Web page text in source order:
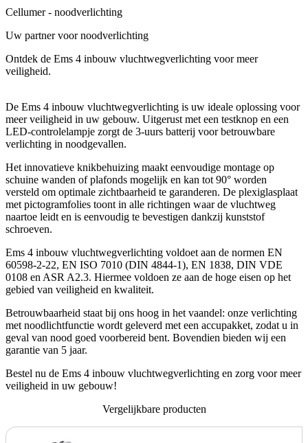
Cellumer - noodverlichting
Uw partner voor noodverlichting
Ontdek de Ems 4 inbouw vluchtwegverlichting voor meer
veiligheid.
De Ems 4 inbouw vluchtwegverlichting is uw ideale oplossing voor
meer veiligheid in uw gebouw. Uitgerust met een testknop en een
LED-controlelampje zorgt de 3-uurs batterij voor betrouwbare
verlichting in noodgevallen.
Het innovatieve knikbehuizing maakt eenvoudige montage op
schuine wanden of plafonds mogelijk en kan tot 90° worden
versteld om optimale zichtbaarheid te garanderen. De plexiglasplaat
met pictogramfolies toont in alle richtingen waar de vluchtweg
naartoe leidt en is eenvoudig te bevestigen dankzij kunststof
schroeven.
Ems 4 inbouw vluchtwegverlichting voldoet aan de normen EN
60598-2-22, EN ISO 7010 (DIN 4844-1), EN 1838, DIN VDE
0108 en ASR A2.3. Hiermee voldoen ze aan de hoge eisen op het
gebied van veiligheid en kwaliteit.
Betrouwbaarheid staat bij ons hoog in het vaandel: onze verlichting
met noodlichtfunctie wordt geleverd met een accupakket, zodat u in
geval van nood goed voorbereid bent. Bovendien bieden wij een
garantie van 5 jaar.
Bestel nu de Ems 4 inbouw vluchtwegverlichting en zorg voor meer
veiligheid in uw gebouw!
Vergelijkbare producten